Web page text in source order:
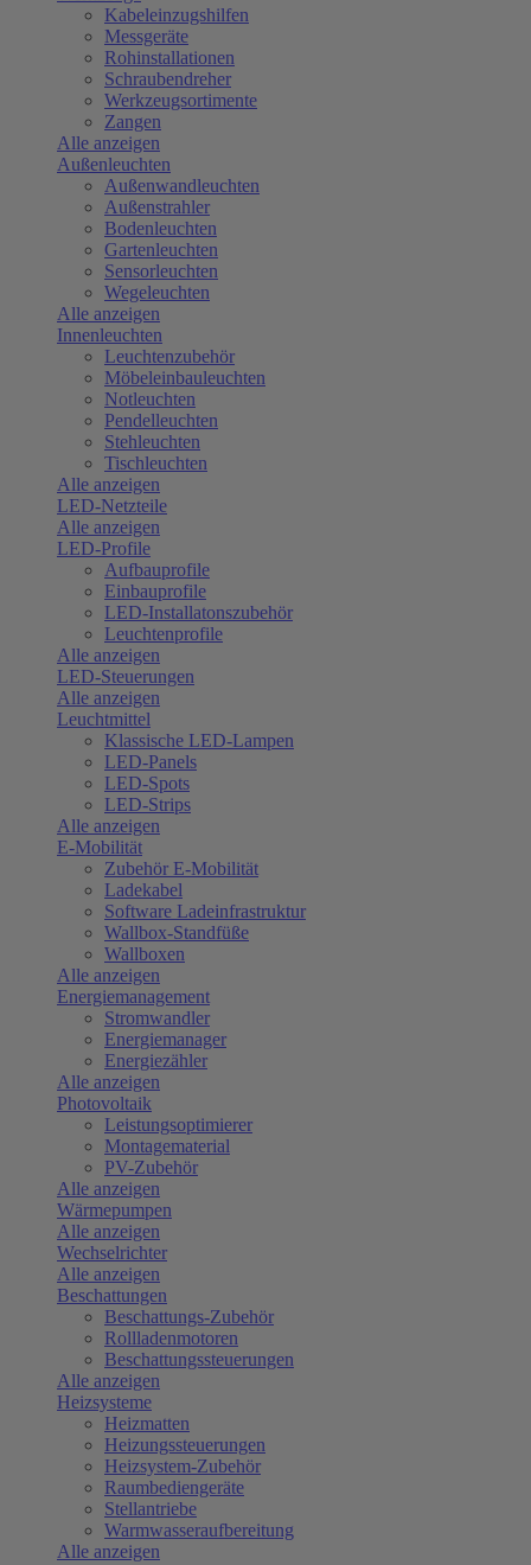
Kabeleinzugshilfen
Messgeräte
Rohinstallationen
Schraubendreher
Werkzeugsortimente
Zangen
Alle anzeigen
Außenleuchten
Außenwandleuchten
Außenstrahler
Bodenleuchten
Gartenleuchten
Sensorleuchten
Wegeleuchten
Alle anzeigen
Innenleuchten
Leuchtenzubehör
Möbeleinbauleuchten
Notleuchten
Pendelleuchten
Stehleuchten
Tischleuchten
Alle anzeigen
LED-Netzteile
Alle anzeigen
LED-Profile
Aufbauprofile
Einbauprofile
LED-Installatonszubehör
Leuchtenprofile
Alle anzeigen
LED-Steuerungen
Alle anzeigen
Leuchtmittel
Klassische LED-Lampen
LED-Panels
LED-Spots
LED-Strips
Alle anzeigen
E-Mobilität
Zubehör E-Mobilität
Ladekabel
Software Ladeinfrastruktur
Wallbox-Standfüße
Wallboxen
Alle anzeigen
Energiemanagement
Stromwandler
Energiemanager
Energiezähler
Alle anzeigen
Photovoltaik
Leistungsoptimierer
Montagematerial
PV-Zubehör
Alle anzeigen
Wärmepumpen
Alle anzeigen
Wechselrichter
Alle anzeigen
Beschattungen
Beschattungs-Zubehör
Rollladenmotoren
Beschattungssteuerungen
Alle anzeigen
Heizsysteme
Heizmatten
Heizungssteuerungen
Heizsystem-Zubehör
Raumbediengeräte
Stellantriebe
Warmwasseraufbereitung
Alle anzeigen